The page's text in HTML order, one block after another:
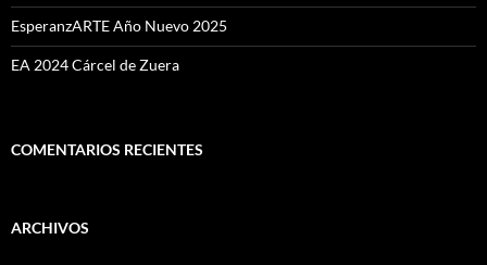
EsperanzARTE Año Nuevo 2025
EA 2024 Cárcel de Zuera
COMENTARIOS RECIENTES
ARCHIVOS